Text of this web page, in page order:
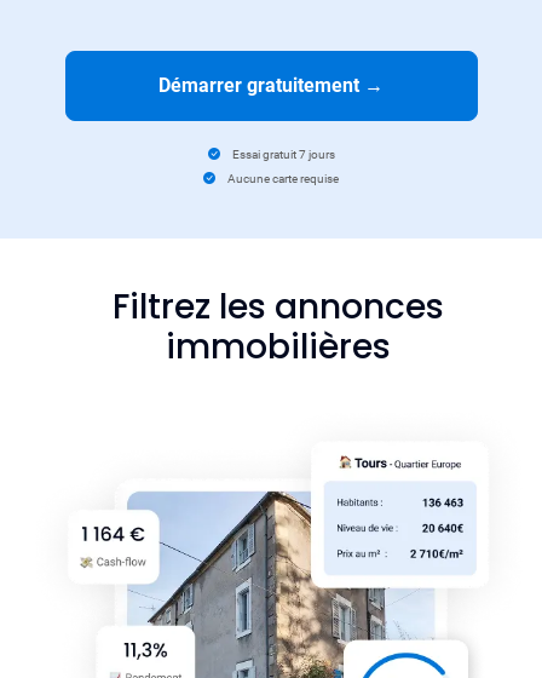
Démarrer gratuitement →
Essai gratuit 7 jours
Aucune carte requise
Filtrez les annonces
immobilières